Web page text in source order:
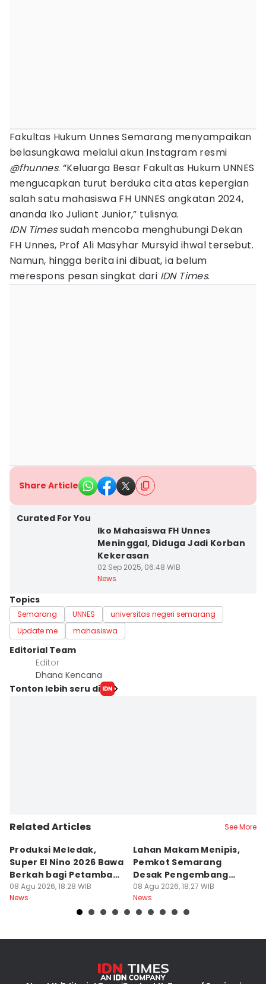
Fakultas Hukum Unnes Semarang menyampaikan
belasungkawa melalui akun Instagram resmi
@fhunnes. “Keluarga Besar Fakultas Hukum UNNES
mengucapkan turut berduka cita atas kepergian
salah satu mahasiswa FH UNNES angkatan 2024,
ananda Iko Juliant Junior,” tulisnya.
IDN Timessudah mencoba menghubungi Dekan
FH Unnes, Prof Ali Masyhar Mursyid ihwal tersebut.
Namun, hingga berita ini dibuat, ia belum
merespons pesan singkat dari IDN Times.
Share Article
Curated For You
Iko Mahasiswa FH Unnes
Meninggal, Diduga Jadi Korban
Kekerasan
02 Sep 2025, 06:48 WIB
News
Topics
Semarang UNNES
universitas negeri semarang
Update me
mahasiswa
Editorial Team
Editor
Dhana Kencana
Tonton lebih seru di
Related Articles See More
Produksi Meledak,
Super El Nino 2026 Bawa
Berkah bagi Petambak
Garam
08 Agu 2026, 18:28 WIB
News
Lahan Makam Menipis,
Pemkot Semarang
Desak Pengembang
Serahkan PSU
08 Agu 2026, 18:27 WIB
News